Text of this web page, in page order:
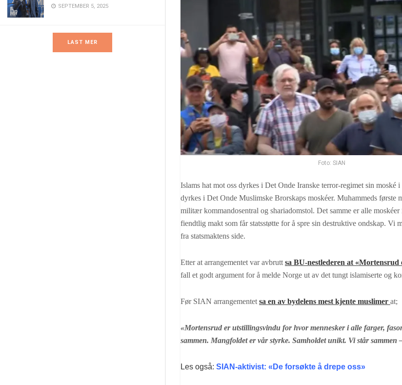
SEPTEMBER 5, 2025
LAST MER
Foto: SIAN
Islams hat mot oss dyrkes i Det Onde Iranske terror-regimet sin moské
dyrkes i Det Onde Muslimske Brorskaps moskéer. Muhammeds første
militær kommandosentral og shariadomstol. Det samme er alle moskéer
fiendtlig makt som får statsstøtte for å spre sin destruktive ondskap. Vi
fra statsmaktens side.
Etter at arrangementet var avbrutt sa BU-nestlederen at «Mortensrud
fall et godt argument for å melde Norge ut av det tungt islamiserte og
Før SIAN arrangementet sa en av bydelens mest kjente muslimer at;
«Mortensrud er utstillingsvindu for hvor mennesker i alle farger,
sammen. Mangfoldet er vår styrke. Samholdet unikt. Vi står sammen
Les også: SIAN-aktivist: «De forsøkte å drepe oss»